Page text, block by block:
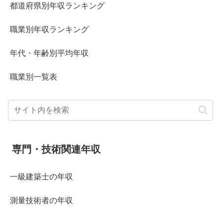
都道府県別年収ランキング
職業別年収ランキング
年代・年齢別平均年収
職業別一覧表
専門・技術関連年収
一級建築士の年収
測量技術者の年収